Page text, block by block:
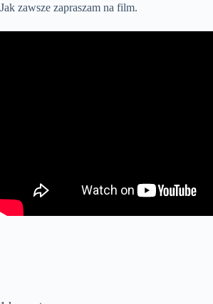
Jak zawsze zapraszam na film.